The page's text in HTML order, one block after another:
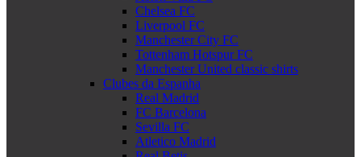
Chelsea FC
Liverpool FC
Manchester City FC
Tottenham Hotspur FC
Manchester United classic shirts
Clubes da Espanha
Real Madrid
FC Barcelona
Sevilla FC
Atletico Madrid